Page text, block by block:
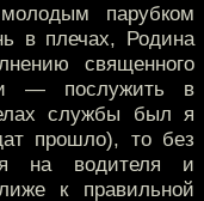
парубком
в плечах, Родина
священного
— послужить в
службы был я
прошло), то без
на водителя и
к правильной